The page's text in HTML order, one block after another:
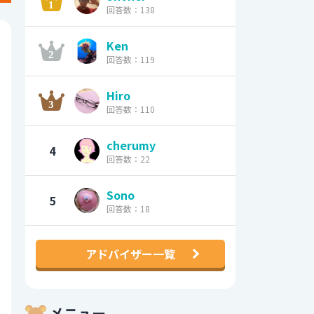
回答数：138
Ken
回答数：119
Hiro
回答数：110
4 cherumy
回答数：22
5 Sono
回答数：18
アドバイザー一覧